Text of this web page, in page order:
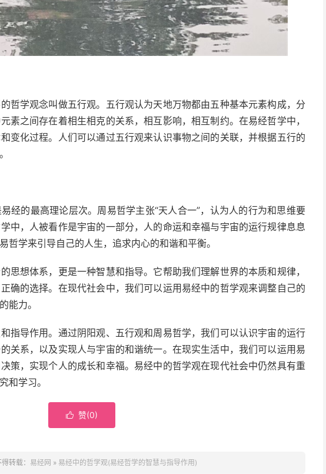
哲学观念叫做五行观。五行观认为天地万物都由五种基本元素构成，分
素之间存在着相生相克的关系，相互影响，相互制约。在易经哲学中，
变化过程。人们可以通过五行观来认识事物之间的关联，并根据五行的
经的最高理论层次。周易哲学主张“天人合一”，认为人的行为和思维要
中，人被看作是宇宙的一部分，人的命运和幸福与宇宙的运行规律息息
哲学来引导自己的人生，追求内心的和谐和平衡。
思想体系，更是一种智慧和指导。它帮助我们理解世界的本质和规律，
确的选择。在现代社会中，我们可以运用易经中的哲学观来调整自己的
能力。
指导作用。通过阴阳观、五行观和周易哲学，我们可以认识宇宙的运行
关系，以及实现人与宇宙的和谐统一。在现实生活中，我们可以运用易
策，实现个人的成长和幸福。易经中的哲学观在现代社会中仍然具有重
和学习。
 赞(0)
转载： 易经网 » 易经中的哲学观(易经哲学的智慧与指导作用)